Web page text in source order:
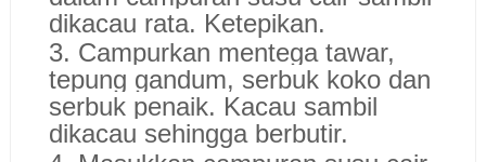
dikacau rata. Ketepikan.
3. Campurkan mentega tawar,
tepung gandum, serbuk koko dan
serbuk penaik. Kacau sambil
dikacau sehingga berbutir.